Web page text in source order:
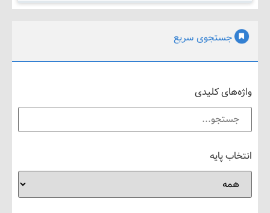
جستجوی سریع
کلیدی
پایه